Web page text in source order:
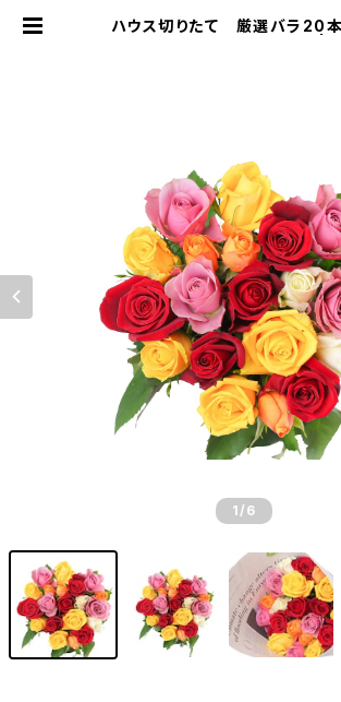
ハウス切りたて 厳選バラ20
1 /6